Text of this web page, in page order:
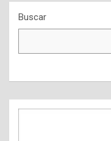
Buscar